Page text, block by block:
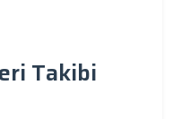
Takibi